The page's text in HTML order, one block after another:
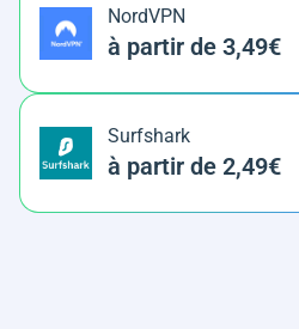
NordVPN
à partir de 3,49€
Surfshark
à partir de 2,49€